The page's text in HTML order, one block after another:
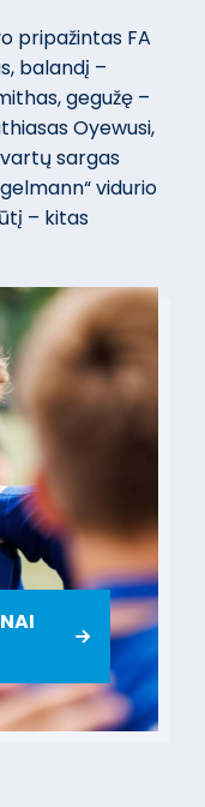
pripažintas FA
balandį –
gegužę –
Oyewusi,
vartų sargas
vidurio
– kitas